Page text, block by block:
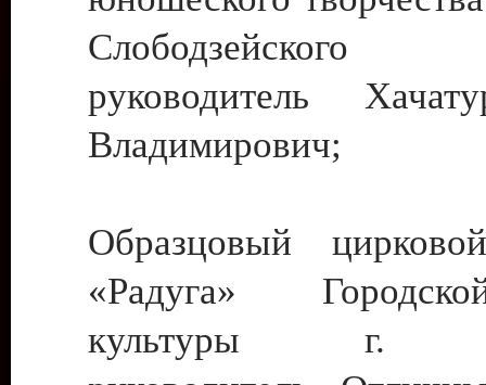
руководитель
Владимирович;
Образцовый
«Радуга»
культуры г.